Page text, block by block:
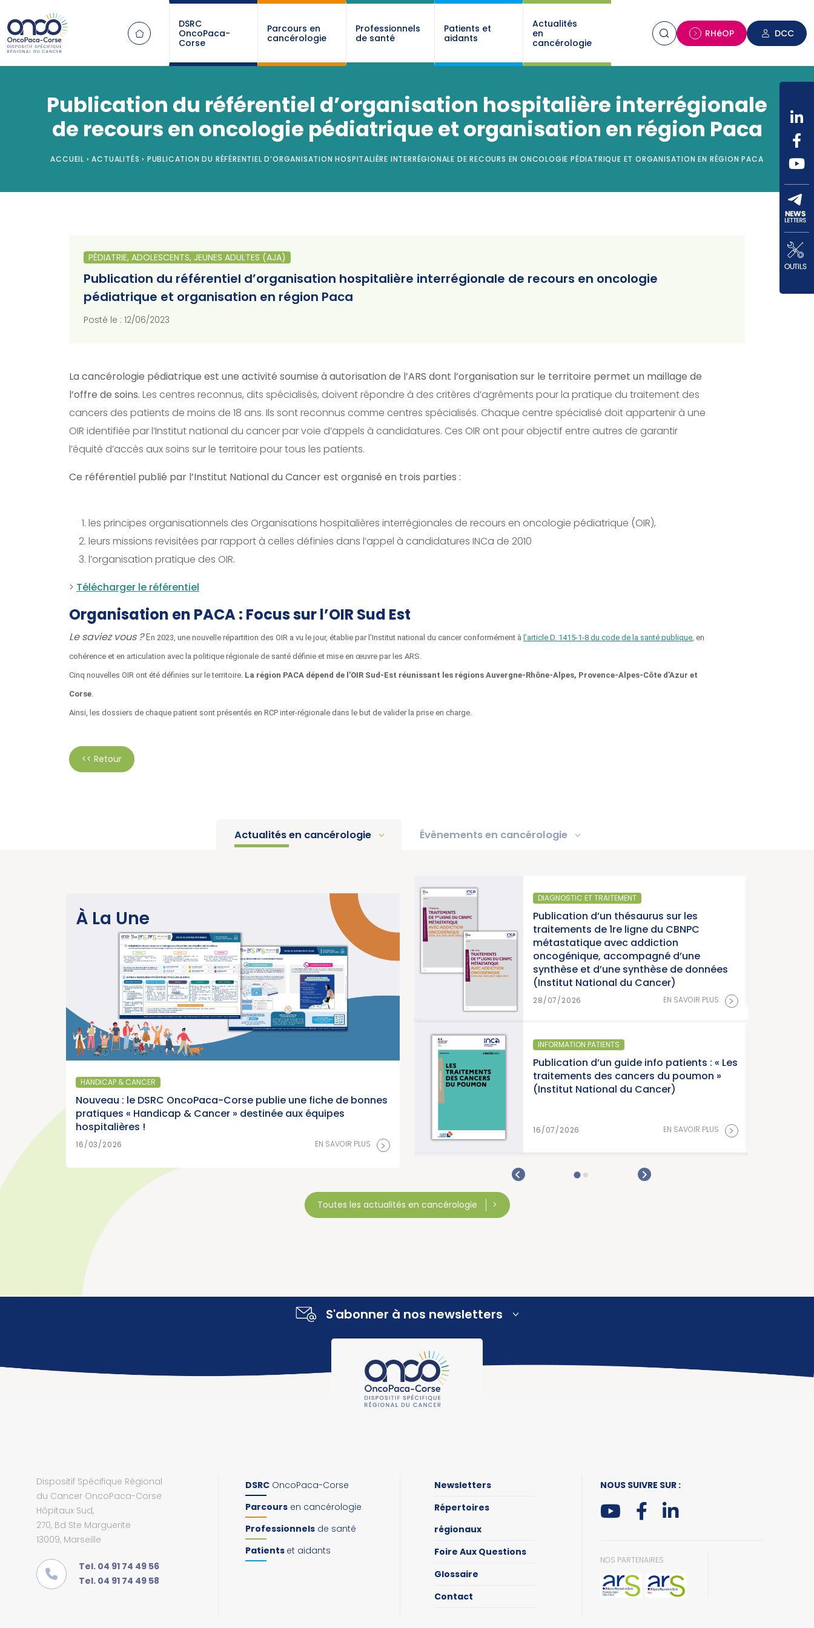
DSRC
OncoPaca-
Corse
Parcours en
cancérologie
Professionnels
de santé
Patients et
aidants
Actualités
en
cancérologie
RHéOP DCC
Publication du référentiel d’organisation hospitalière interrégionale
de recours en oncologie pédiatrique et organisation en région Paca
ACCUEIL › ACTUALITÉS › PUBLICATION DU RÉFÉRENTIEL D’ORGANISATION HOSPITALIÈRE INTERRÉGIONALE DE RECOURS EN ONCOLOGIE PÉDIATRIQUE ET ORGANISATION EN RÉGION PACA
PÉDIATRIE, ADOLESCENTS, JEUNES ADULTES (AJA)
Publication du référentiel d’organisation hospitalière interrégionale de recours en oncologie
pédiatrique et organisation en région Paca
Posté le : 12/06/2023
La cancérologie pédiatrique est une activité soumise à autorisation de l’ARS dont l’organisation sur le territoire permet un maillage de
l’offre de soins. Les centres reconnus, dits spécialisés, doivent répondre à des critères d’agréments pour la pratique du traitement des
cancers des patients de moins de 18 ans. Ils sont reconnus comme centres spécialisés. Chaque centre spécialisé doit appartenir à une
OIR identifiée par l’Institut national du cancer par voie d’appels à candidatures. Ces OIR ont pour objectif entre autres de garantir
l’équité d’accès aux soins sur le territoire pour tous les patients.
Ce référentiel publié par l’Institut National du Cancer est organisé en trois parties :
les principes organisationnels des Organisations hospitalières interrégionales de recours en oncologie pédiatrique (OIR),
leurs missions revisitées par rapport à celles définies dans l’appel à candidatures INCa de 2010
l’organisation pratique des OIR.
> Télécharger le référentiel
Organisation en PACA : Focus sur l’OIR Sud Est
Le saviez vous ?En 2023, une nouvelle répartition des OIR a vu le jour, établie par l’Institut national du cancer conformément à l’article D. 1415-1-8 du code de la santé publique, en
cohérence et en articulation avec la politique régionale de santé définie et mise en œuvre par les ARS.
Cinq nouvelles OIR ont été définies sur le territoire. La région PACA dépend de l’OIR Sud-Est réunissant les régions Auvergne-Rhône-Alpes, Provence-Alpes-Côte d’Azur et
Corse.
Ainsi, les dossiers de chaque patient sont présentés en RCP inter-régionale dans le but de valider la prise en charge.
<< Retour
Actualités en cancérologie Évènements en cancérologie
À La Une
HANDICAP & CANCER
Nouveau : le DSRC OncoPaca-Corse publie une fiche de bonnes
pratiques « Handicap & Cancer » destinée aux équipes
hospitalières !
16/03/2026 EN SAVOIR PLUS >
Parution du rapport d’activité 2025 « Une
année charnière pour la lutte contre les
cancers » (Institut National du Cancer)
15/07/2026 EN SAVOIR PLUS >
SANTÉ PUBLIQUE - ÉPIDÉMIOLOGIE
Parution du panorama des cancers en
France, édition 2026 (Institut National du
Cancer)
15/07/2026
DIAGNOSTIC ET TRAITEMENT
Publication d’un thésaurus sur les
traitements de 1re ligne du CBNPC
métastatique avec addiction
oncogénique, accompagné d’une
synthèse et d’une synthèse de données
(Institut National du Cancer)
EN SAVOIR PLUS
INFORMATION PATIENTS
Publication d’un guide info patients : « Les
traitements des cancers du poumon »
(Institut National du Cancer)
16/07/2026 EN SAVOIR PLUS
Toutes les actualités en cancérologie
S'abonner à nos newsletters
Dispositif Spécifique Régional
du Cancer OncoPaca-Corse
Hôpitaux Sud,
270, Bd Ste Marguerite
13009, Marseille
Tel. 04 91 74 49 56
Tel. 04 91 74 49 58
DSRC OncoPaca-Corse
Parcours en cancérologie
Professionnels de santé
Patients et aidants
Newsletters
Répertoires
régionaux
Foire Aux Questions
Glossaire
Contact
NOUS SUIVRE SUR :
NOS PARTENAIRES